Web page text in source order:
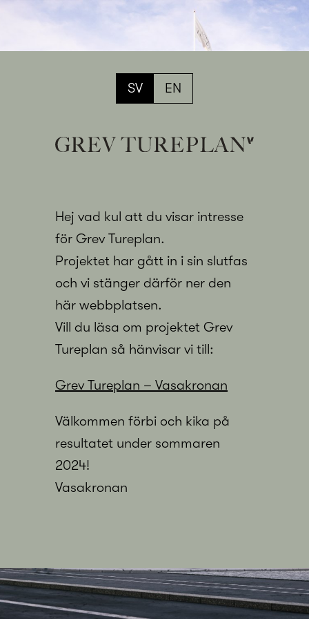
SV EN
Hej vad kul att du visar intresse
för Grev Tureplan.
Projektet har gått in i sin slutfas
och vi stänger därför ner den
här webbplatsen.
Vill du läsa om projektet Grev
Tureplan så hänvisar vi till:
Grev Tureplan – Vasakronan
Välkommen förbi och kika på
resultatet under sommaren
2024!
Vasakronan